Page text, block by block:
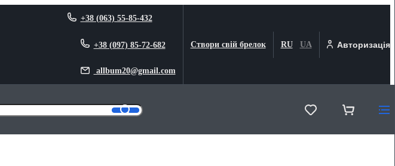
+38 (063) 55-85-432
+38 (097) 85-72-682
allbum20@gmail.com
Створи свій брелок RU UA Авторизація